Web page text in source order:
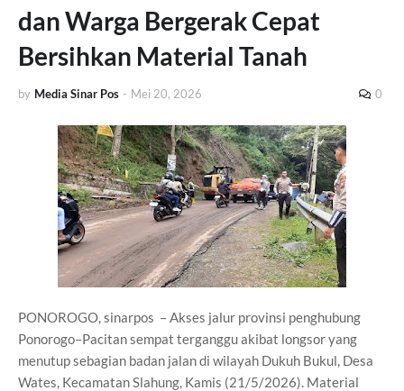
dan Warga Bergerak Cepat
Bersihkan Material Tanah
by Media Sinar Pos - Mei 20, 2026 0
PONOROGO, sinarpos – Akses jalur provinsi penghubung
Ponorogo–Pacitan sempat terganggu akibat longsor yang
menutup sebagian badan jalan di wilayah Dukuh Bukul, Desa
Wates, Kecamatan Slahung, Kamis (21/5/2026). Material